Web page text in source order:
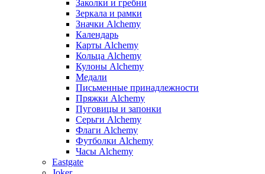
Заколки и гребни
Зеркала и рамки
Значки Alchemy
Календарь
Карты Alchemy
Кольца Alchemy
Кулоны Alchemy
Медали
Письменные принадлежности
Пряжки Alchemy
Пуговицы и запонки
Серьги Alchemy
Флаги Alchemy
Футболки Alchemy
Часы Alchemy
Eastgate